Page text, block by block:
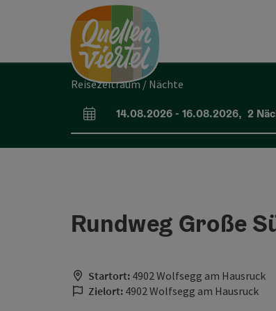
Zum InhaltAccesskey
[0]
Zur NavigationAccesskey
Zum Seitenanfang Accesskey
Reisezeitraum / Nächte
An- und Abreisefelder
14.08.2026- 16.08.2026, 2
Rundweg Große
Startort: 4902 Wolfsegg am Hausruck
Zielort: 4902 Wolfsegg am Hausruck